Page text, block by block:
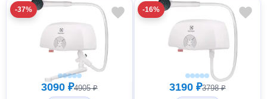
-37%
3090 ₽4905 ₽
-16%
3190 ₽3798 ₽